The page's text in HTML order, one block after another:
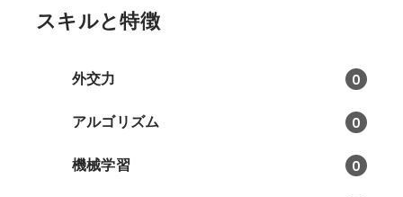
スキルと特徴
外交力 0
アルゴリズム 0
機械学習 0